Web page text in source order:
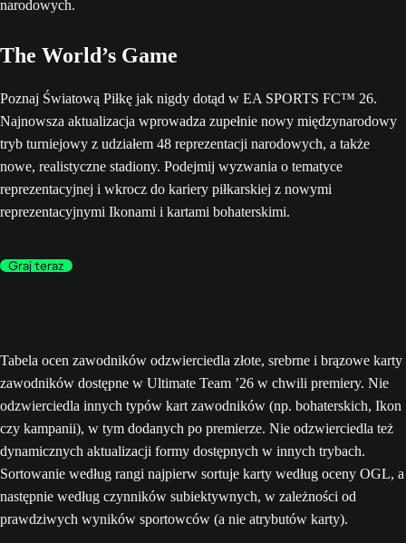
The World’s Game
Poznaj Światową Piłkę jak nigdy dotąd w EA SPORTS FC™ 26.
Najnowsza aktualizacja wprowadza zupełnie nowy międzynarodowy
tryb turniejowy z udziałem 48 reprezentacji narodowych, a także
nowe, realistyczne stadiony. Podejmij wyzwania o tematyce
reprezentacyjnej i wkrocz do kariery piłkarskiej z nowymi
reprezentacyjnymi Ikonami i kartami bohaterskimi.
Graj teraz
Tabela ocen zawodników odzwierciedla złote, srebrne i brązowe karty
zawodników dostępne w Ultimate Team ’26 w chwili premiery. Nie
odzwierciedla innych typów kart zawodników (np. bohaterskich, Ikon
czy kampanii), w tym dodanych po premierze. Nie odzwierciedla też
dynamicznych aktualizacji formy dostępnych w innych trybach.
Sortowanie według rangi najpierw sortuje karty według oceny OGL, a
następnie według czynników subiektywnych, w zależności od
prawdziwych wyników sportowców (a nie atrybutów karty).